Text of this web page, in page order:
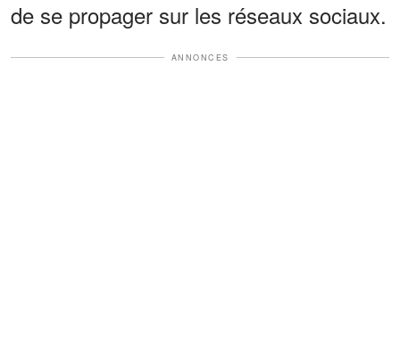
de se propager sur les réseaux sociaux.
ANNONCES